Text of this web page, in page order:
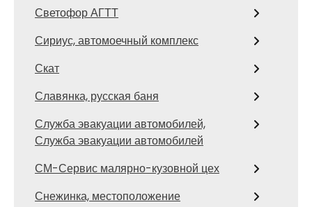
Светофор АГТТ
Сириус, автомоечный комплекс
Скат
Славянка, русская баня
Служба эвакуации автомобилей,
Служба эвакуации автомобилей
СМ-Сервис малярно-кузовной цех
Снежинка, местоположение